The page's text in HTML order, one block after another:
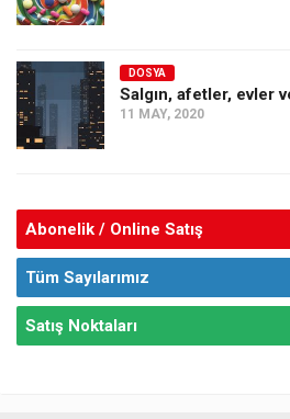
DOSYA
Salgın, afetler, evler
11 MAY, 2020
Abonelik / Online Satış
Tüm Sayılarımız
Satış Noktaları